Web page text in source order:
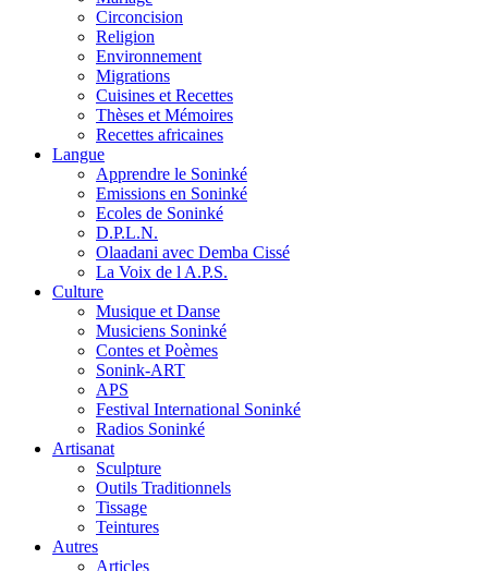
Circoncision
Religion
Environnement
Migrations
Cuisines et Recettes
Thèses et Mémoires
Recettes africaines
Langue
Apprendre le Soninké
Emissions en Soninké
Ecoles de Soninké
D.P.L.N.
Olaadani avec Demba Cissé
La Voix de l A.P.S.
Culture
Musique et Danse
Musiciens Soninké
Contes et Poèmes
Sonink-ART
APS
Festival International Soninké
Radios Soninké
Artisanat
Sculpture
Outils Traditionnels
Tissage
Teintures
Autres
Articles